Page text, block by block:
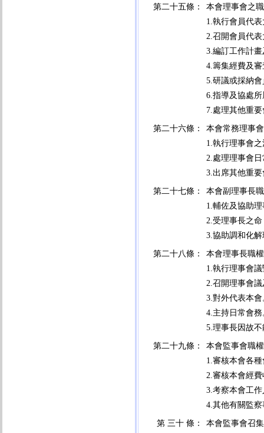
第二十五條：
本會理事會之
1.執行會員代
2.召開會員代
3.編訂工作計
4.籌集經費及
5.研議或採納
6.指導及協處
7.處理其他重
第二十六條：
本會常務理事
1.執行理事會
2.處理理事會
3.出席其他重
第二十七條：
本會副理事長
1.輔佐及協助
2.受理事長之
3.協助調和化
第二十八條：
本會理事長職
1.執行理事會
2.召開理事會
3.對外代表本會
4.主持日常會務
5.理事長因故
第二十九條：
本會監事會職
1.審核本會各
2.審核本會經
3.考察本會工
4.其他有關監
第 三十 條：
本會監事會召